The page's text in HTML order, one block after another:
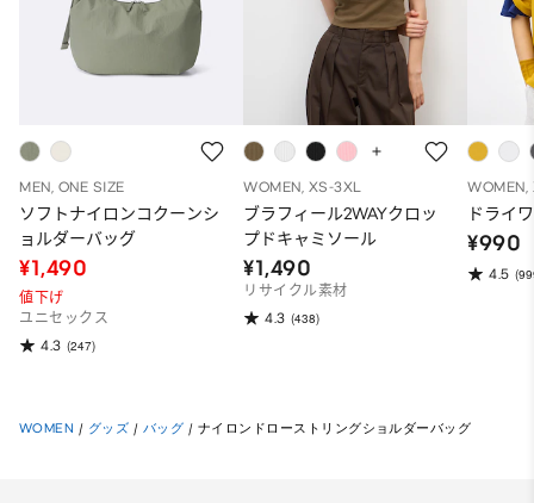
MEN, ONE SIZE
ソフトナイロンコクーンシ
ョルダーバッグ
¥1,490
値下げ
ユニセックス
4.3 (247)
WOMEN, XS-3XL
ブラフィール2WAYクロッ
プドキャミソール
¥1,490
リサイクル素材
4.3 (438)
WOMEN,
ドライ
¥990
4.5
WOMEN / グッズ / バッグ / ナイロンドローストリングショルダーバッグ